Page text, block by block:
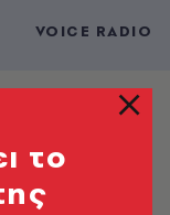
VOICE RADIO
το